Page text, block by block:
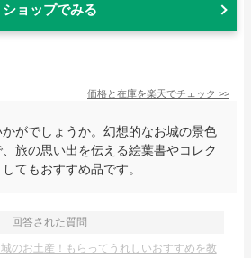
ショップでみる
価格と在庫を楽天でチェック >>
がでしょうか。幻想的なお城の景色
旅の思い出を伝える絵葉書やコレク
てもおすすめ品です。
回答された質問
のお土産！もらってうれしいおすすめを教